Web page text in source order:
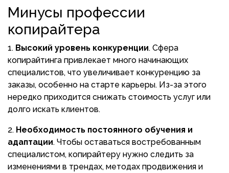
Минусы профессии
копирайтера
Высокий уровень конкуренции. Сфера
копирайтинга привлекает много начинающих
специалистов, что увеличивает конкуренцию за
заказы, особенно на старте карьеры. Из-за этого
нередко приходится снижать стоимость услуг или
долго искать клиентов.
Необходимость постоянного обучения и
адаптации. Чтобы оставаться востребованным
специалистом, копирайтеру нужно следить за
изменениями в трендах, методах продвижения и